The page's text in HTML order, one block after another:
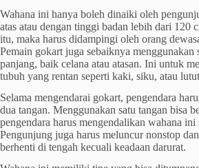
Wahana ini hanya boleh dinaiki oleh
atas atau dengan tinggi badan lebih dari 120
itu, maka harus didampingi oleh orang
Pemain gokart juga sebaiknya menggunakan
panjang, baik celana atau atasan. Ini untuk
tubuh yang rentan seperti kaki, siku, atau
Selama mengendarai gokart, pengendara
dua tangan. Menggunakan satu tangan bisa
pengendara harus mengendalikan wahana ini
Pengunjung juga harus meluncur nonstop
berhenti di tengah kecuali keadaan darurat.